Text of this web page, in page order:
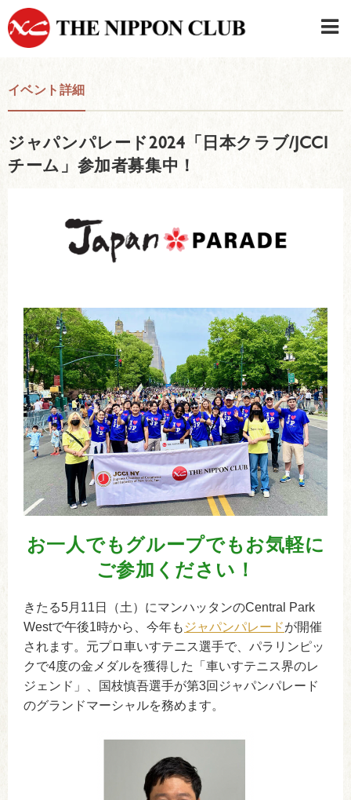
イベント詳細
ジャパンパレード2024「日本クラブ/JCCI
チーム」参加者募集中！
お一人でもグループでもお気軽に
ご参加ください！
きたる5月11日（土）にマンハッタンのCentral Park
Westで午後1時から、今年も ジャパンパレードが開催
されます。元プロ車いすテニス選手で、パラリンピッ
クで4度の金メダルを獲得した「車いすテニス界のレ
ジェンド」、国枝慎吾選手が第3回ジャパンパレード
のグランドマーシャルを務めます。
日本クラブメンバーログイン
連絡先・駐車場
はじめてご利用の方はこちら
›